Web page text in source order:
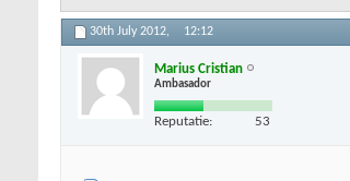
30th July 2012, 12:12
Marius Cristian
Ambasador
Reputatie: 53